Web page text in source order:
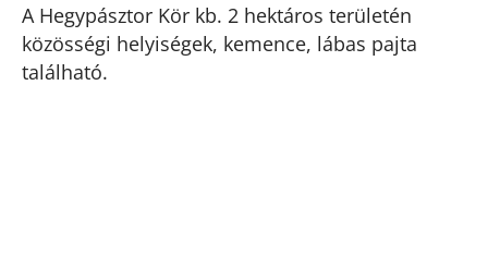
A Hegypásztor Kör kb. 2 hektáros területén
közösségi helyiségek, kemence, lábas pajta
található.